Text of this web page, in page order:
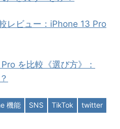
レビュー：iPhone 13 Pro
を比較《選び方》：
機能 SNS TikTok
twitter